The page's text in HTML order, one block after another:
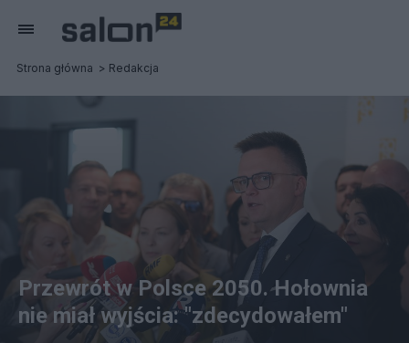
Strona główna Redakcja
Przewrót w Polsce 2050. Hołownia
nie miał wyjścia: "zdecydowałem"